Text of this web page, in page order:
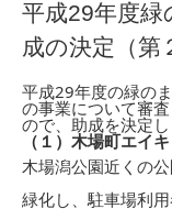
平成29年度
成の決定（第
平成29年度の緑の
の事業について審
ので、助成を決定し
（１）木場町エイ
木場潟公園近くの
緑化し、駐車場利